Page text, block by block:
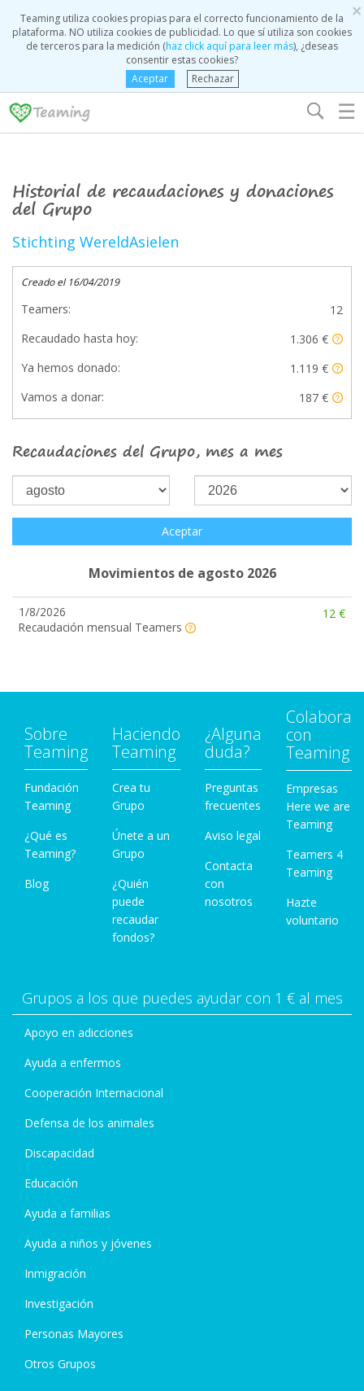
×
Teaming utiliza cookies propias para el correcto funcionamiento de la
plataforma. NO utiliza cookies de publicidad. Lo que sí utiliza son cookies
de terceros para la medición (haz click aquí para leer más), ¿deseas
consentir estas cookies?
Aceptar
Rechazar
☰
Historial de recaudaciones y donaciones
del Grupo
Stichting WereldAsielen
Creado el 16/04/2019
Teamers:
12
Recaudado hasta hoy:
1.306 €
Ya hemos donado:
1.119 €
Vamos a donar:
187 €
Recaudaciones del Grupo, mes a mes
Aceptar
Movimientos de agosto 2026
1/8/2026
Recaudación mensual Teamers
12 €
Sobre
Teaming
Fundación
Teaming
¿Qué es
Teaming?
Blog
Haciendo
Teaming
Crea tu
Grupo
Únete a un
Grupo
¿Quién
puede
recaudar
fondos?
¿Alguna
duda?
Preguntas
frecuentes
Aviso legal
Contacta
con
nosotros
Colabora
con
Teaming
Empresas
Here we are
Teaming
Teamers 4
Teaming
Hazte
voluntario
Grupos a los que puedes ayudar con 1 € al mes
Apoyo en adicciones
Ayuda a enfermos
Cooperación Internacional
Defensa de los animales
Discapacidad
Educación
Ayuda a familias
Ayuda a niños y jóvenes
Inmigración
Investigación
Personas Mayores
Otros Grupos